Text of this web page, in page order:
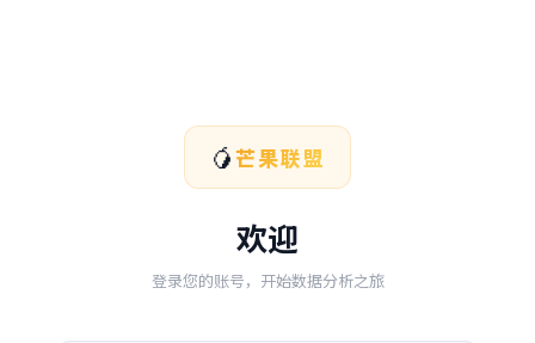
🥭芒果联盟
欢迎
登录您的账号，开始数据分析之旅